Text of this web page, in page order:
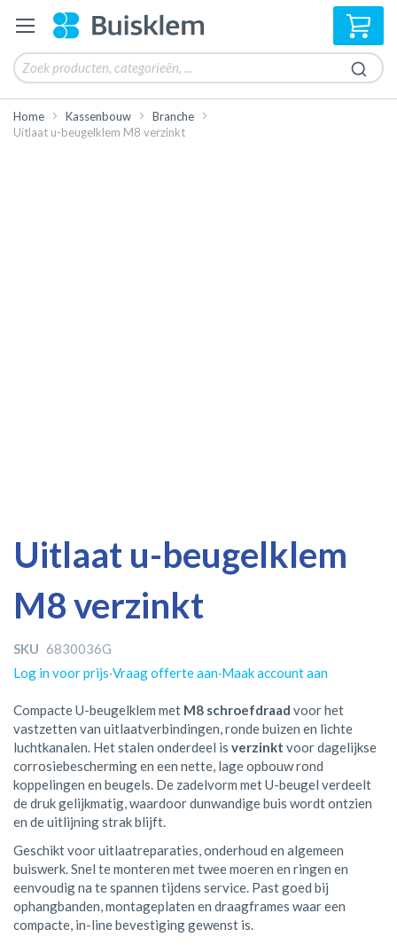
Home Kassenbouw
Branche
Uitlaat u-beugelklem M8 verzinkt
Uitlaat u-beugelklem
M8 verzinkt
SKU 6830036G
Log in voor prijs·Vraag offerte aan·Maak account aan
Compacte U-beugelklem met M8 schroefdraad voor het
vastzetten van uitlaatverbindingen, ronde buizen en lichte
luchtkanalen. Het stalen onderdeel is verzinkt voor dagelijkse
corrosiebescherming en een nette, lage opbouw rond
koppelingen en beugels. De zadelvorm met U-beugel verdeelt
de druk gelijkmatig, waardoor dunwandige buis wordt ontzien
en de uitlijning strak blijft.
Geschikt voor uitlaatreparaties, onderhoud en algemeen
buiswerk. Snel te monteren met twee moeren en ringen en
eenvoudig na te spannen tijdens service. Past goed bij
ophangbanden, montageplaten en draagframes waar een
compacte, in-line bevestiging gewenst is.
naar
einde
van
afbeeldingen-
gallerij
naar
begin
van
afbeeldingen-
gallerij